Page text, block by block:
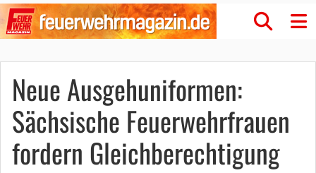
Neue Ausgehuniformen:
Sächsische Feuerwehrfrauen
fordern Gleichberechtigung